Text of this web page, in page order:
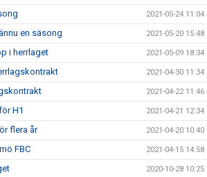
2021-05-24 11:04
en säsong 2021-05-20 15:48
i herrlaget 2021-05-09 18:34
2021-04-30 11:34
2021-04-22 11:46
H1 2021-04-21 12:34
flera år 2021-04-20 10:40
FBC 2021-04-15 14:58
2020-10-28 10:25